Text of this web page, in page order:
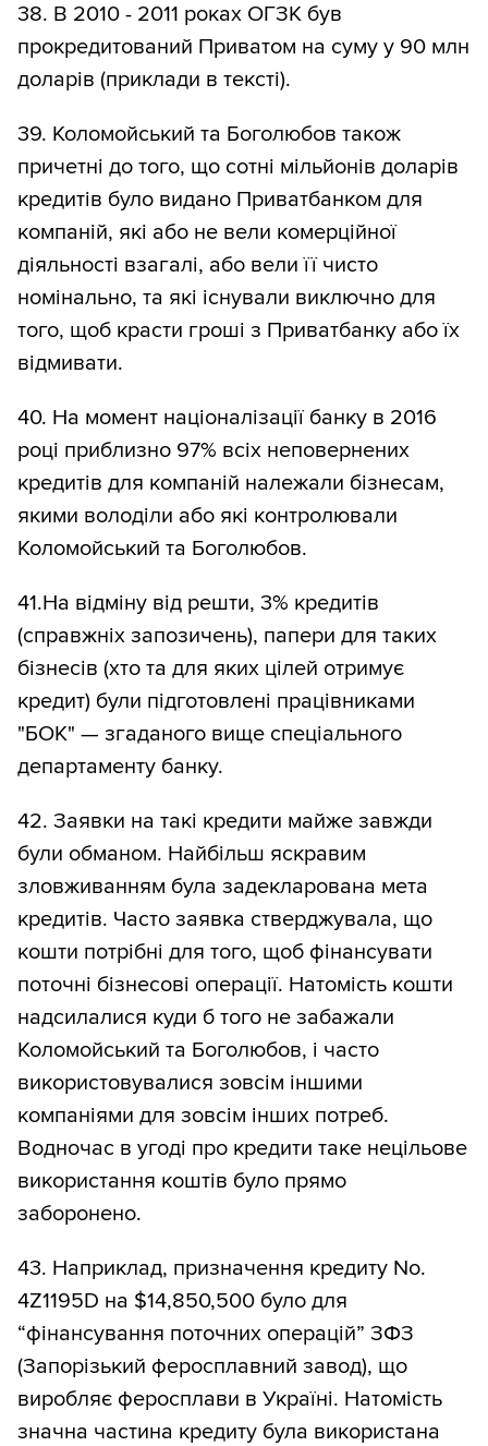
38. В 2010 - 2011 роках ОГЗК був
прокредитований Приватом на суму у 90 млн
доларів (приклади в тексті).
39. Коломойський та Боголюбов також
причетні до того, що сотні мільйонів доларів
кредитів було видано Приватбанком для
компаній, які або не вели комерційної
діяльності взагалі, або вели її чисто
номінально, та які існували виключно для
того, щоб красти гроші з Приватбанку або їх
відмивати.
40. На момент націоналізації банку в 2016
році приблизно 97% всіх неповернених
кредитів для компаній належали бізнесам,
якими володіли або які контролювали
Коломойський та Боголюбов.
41.На відміну від решти, 3% кредитів
(справжніх запозичень), папери для таких
бізнесів (хто та для яких цілей отримує
кредит) були підготовлені працівниками
"БОК" — згаданого вище спеціального
департаменту банку.
42. Заявки на такі кредити майже завжди
були обманом. Найбільш яскравим
зловживанням була задекларована мета
кредитів. Часто заявка стверджувала, що
кошти потрібні для того, щоб фінансувати
поточні бізнесові операції. Натомість кошти
надсилалися куди б того не забажали
Коломойський та Боголюбов, і часто
використовувалися зовсім іншими
компаніями для зовсім інших потреб.
Водночас в угоді про кредити таке нецільове
використання коштів було прямо
заборонено.
43. Наприклад, призначення кредиту No.
4Z1195D на $14,850,500 було для
“фінансування поточних операцій” ЗФЗ
(Запорізький феросплавний завод), що
виробляє феросплави в Україні. Натомість
значна частина кредиту була використана